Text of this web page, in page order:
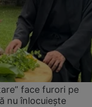
face furori pe
nu înlocuiește